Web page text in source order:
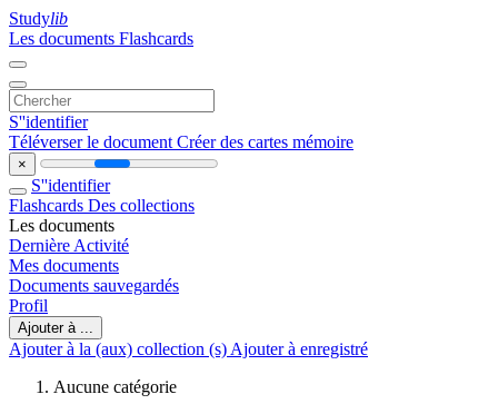
Studylib
Les documents Flashcards
S''identifier
Téléverser le document Créer des cartes mémoire
×
S''identifier
Flashcards Des collections
Les documents
Dernière Activité
Mes documents
Documents sauvegardés
Profil
Ajouter à ...
Ajouter à la (aux) collection (s) Ajouter à enregistré
Aucune catégorie